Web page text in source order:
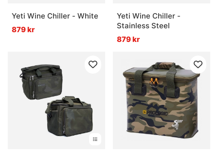
Yeti Wine Chiller - White
879 kr
Yeti Wine Chiller -
Stainless Steel
879 kr